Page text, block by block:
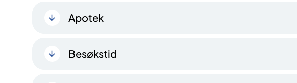
Apotek
Besøkstid